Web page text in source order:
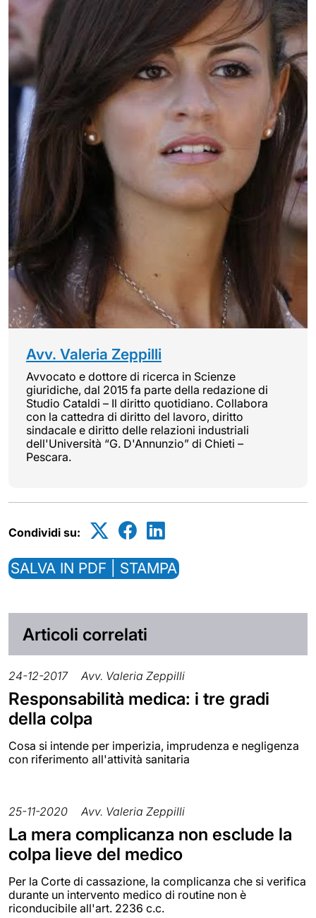
Avv. Valeria Zeppilli
Avvocato e dottore di ricerca in Scienze
giuridiche, dal 2015 fa parte della redazione di
Studio Cataldi – Il diritto quotidiano. Collabora
con la cattedra di diritto del lavoro, diritto
sindacale e diritto delle relazioni industriali
dell'Università “G. D'Annunzio” di Chieti –
Pescara.
Condividi su:
SALVA IN PDF | STAMPA
Articoli correlati
24-12-2017 Avv. Valeria Zeppilli
Responsabilità medica: i tre gradi
della colpa
Cosa si intende per imperizia, imprudenza e negligenza
con riferimento all'attività sanitaria
25-11-2020 Avv. Valeria Zeppilli
La mera complicanza non esclude la
colpa lieve del medico
Per la Corte di cassazione, la complicanza che si verifica
durante un intervento medico di routine non è
riconducibile all'art. 2236 c.c.